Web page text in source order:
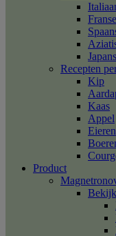
Recepten
Kip
Kaas
Appel
Eieren
Product